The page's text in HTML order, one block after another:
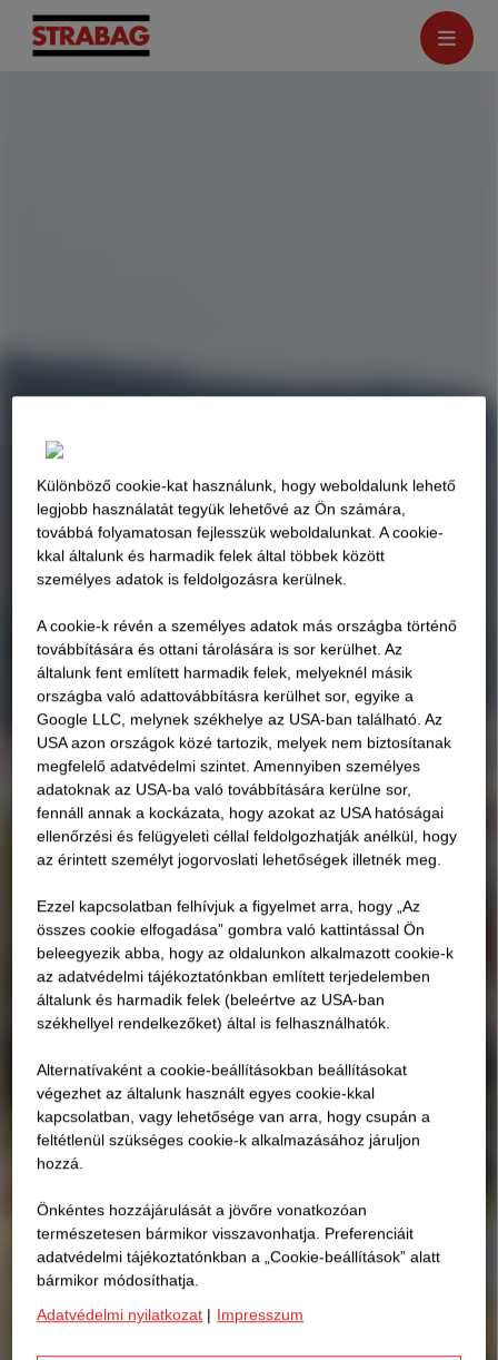
Különböző cookie-kat használunk, hogy weboldalunk lehető
legjobb használatát tegyük lehetővé az Ön számára,
továbbá folyamatosan fejlesszük weboldalunkat. A cookie-
kkal általunk és harmadik felek által többek között
személyes adatok is feldolgozásra kerülnek.
A cookie-k révén a személyes adatok más országba történő
továbbítására és ottani tárolására is sor kerülhet. Az
általunk fent említett harmadik felek, melyeknél másik
országba való adattovábbításra kerülhet sor, egyike a
Google LLC, melynek székhelye az USA-ban található. Az
USA azon országok közé tartozik, melyek nem biztosítanak
megfelelő adatvédelmi szintet. Amennyiben személyes
adatoknak az USA-ba való továbbítására kerülne sor,
fennáll annak a kockázata, hogy azokat az USA hatóságai
ellenőrzési és felügyeleti céllal feldolgozhatják anélkül, hogy
az érintett személyt jogorvoslati lehetőségek illetnék meg.
Ezzel kapcsolatban felhívjuk a figyelmet arra, hogy „Az
összes cookie elfogadása” gombra való kattintással Ön
beleegyezik abba, hogy az oldalunkon alkalmazott cookie-k
az adatvédelmi tájékoztatónkban említett terjedelemben
általunk és harmadik felek (beleértve az USA-ban
székhellyel rendelkezőket) által is felhasználhatók.
Alternatívaként a cookie-beállításokban beállításokat
végezhet az általunk használt egyes cookie-kkal
kapcsolatban, vagy lehetősége van arra, hogy csupán a
feltétlenül szükséges cookie-k alkalmazásához járuljon
hozzá.
Önkéntes hozzájárulását a jövőre vonatkozóan
természetesen bármikor visszavonhatja. Preferenciáit
adatvédelmi tájékoztatónkban a „Cookie-beállítások” alatt
bármikor módosíthatja.
Adatvédelmi nyilatkozat | Impresszum